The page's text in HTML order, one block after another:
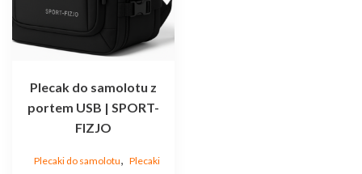
Plecak do samolotu z
portem USB | SPORT-
FIZJO
Plecaki do samolotu, Plecaki